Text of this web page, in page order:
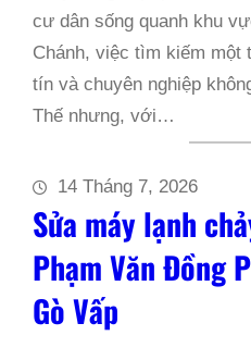
cư dân sống quanh khu
Chánh, việc tìm kiếm một
tín và chuyên nghiệp
Thế nhưng, với…
14 Tháng 7, 2026
Sửa máy lạnh
Phạm Văn Đồng
Gò Vấp